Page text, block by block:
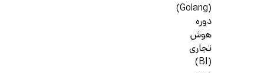
(Golang)
دوره
هوش
تجاری
(BI)